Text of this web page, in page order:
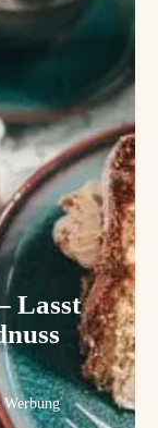
Lasst